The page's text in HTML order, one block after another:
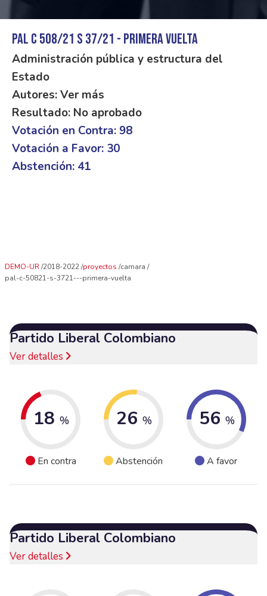
PAL C 508/21 S 37/21 - Primera Vuelta
Administración pública y estructura del
Estado
Autores: Ver más
Resultado: No aprobado
Votación en Contra: 98
Votación a Favor: 30
Abstención: 41
DEMO-UR 2018-2022 proyectos camara
pal-c-50821-s-3721---primera-vuelta
Partido Liberal Colombiano
Ver detalles
18 %
En contra
26 %
Abstención
56 %
A favor
Partido Liberal Colombiano
Ver detalles